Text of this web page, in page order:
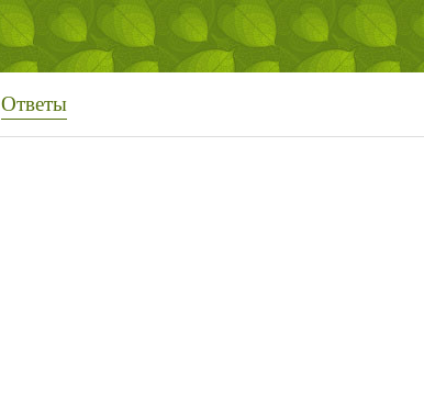
Ответы